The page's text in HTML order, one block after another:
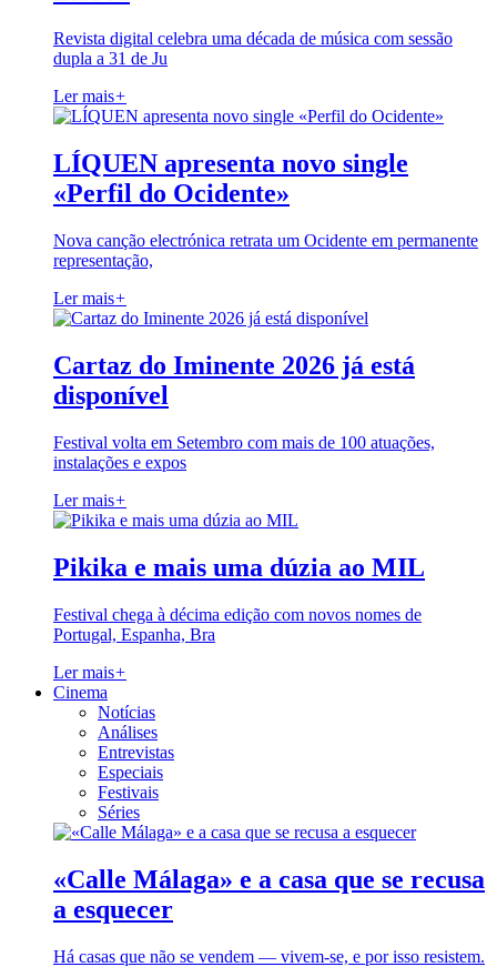
Revista digital celebra uma década de música com sessão
dupla a 31 de Ju
Ler mais+
LÍQUEN apresenta novo single
«Perfil do Ocidente»
Nova canção electrónica retrata um Ocidente em permanente
representação,
Ler mais+
Cartaz do Iminente 2026 já está
disponível
Festival volta em Setembro com mais de 100 atuações,
instalações e expos
Ler mais+
Pikika e mais uma dúzia ao MIL
Festival chega à décima edição com novos nomes de
Portugal, Espanha, Bra
Ler mais+
Cinema
Notícias
Análises
Entrevistas
Especiais
Festivais
Séries
«Calle Málaga» e a casa que se recusa
a esquecer
Há casas que não se vendem — vivem-se, e por isso resistem.